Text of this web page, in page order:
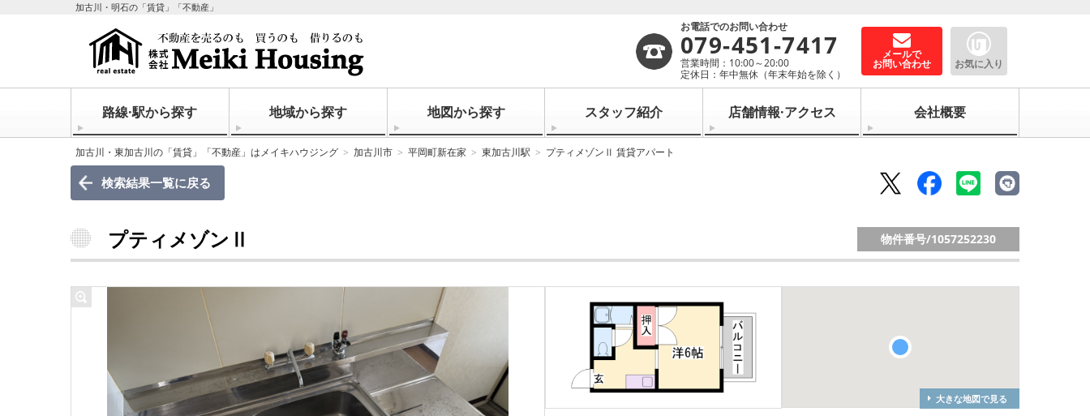
加古川・明石の「賃貸」「不動産」
お電話でのお問い合わせ
079-451-7417
営業時間：10:00～20:00
定休日：年中無休（年末年始を除く）
メールで
お問い合わせ お気に入り
路線·駅から探す 地域から探す 地図から探す スタッフ紹介 店舗情報·アクセス 会社概要
加古川・東加古川の「賃貸」「不動産」はメイキハウジング 加古川市 平岡町新在家 東加古川駅 プティメゾンⅡ 賃貸アパート
検索結果一覧に戻る
プティメゾンⅡ 物件番号/1057252230
大きな地図で見る